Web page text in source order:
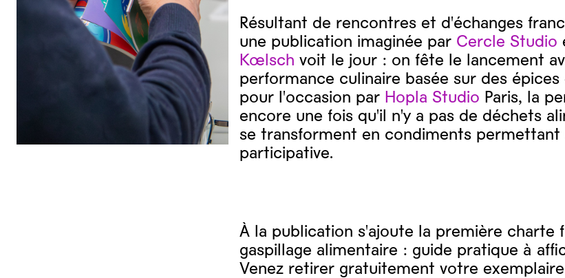
Résultant de rencontres et d'échanges
une publication imaginée par Cercle Studio
Kœlsch voit le jour : on fête le lancement
performance culinaire basée sur des
pour l'occasion par Hopla Studio Paris, la
encore une fois qu'il n'y a pas de déchets
se transforment en condiments permettant
participative.
À la publication s'ajoute la première charte
gaspillage alimentaire : guide pratique à
Venez retirer gratuitement votre